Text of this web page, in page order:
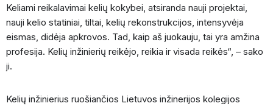
Keliami reikalavimai kelių kokybei, atsiranda nauji projektai,
nauji kelio statiniai, tiltai, kelių rekonstrukcijos, intensyvėja
eismas, didėja apkrovos. Tad, kaip aš juokauju, tai yra amžina
profesija. Kelių inžinierių reikėjo, reikia ir visada reikės“, – sako
ji.
Kelių inžinierius ruošiančios Lietuvos inžinerijos kolegijos